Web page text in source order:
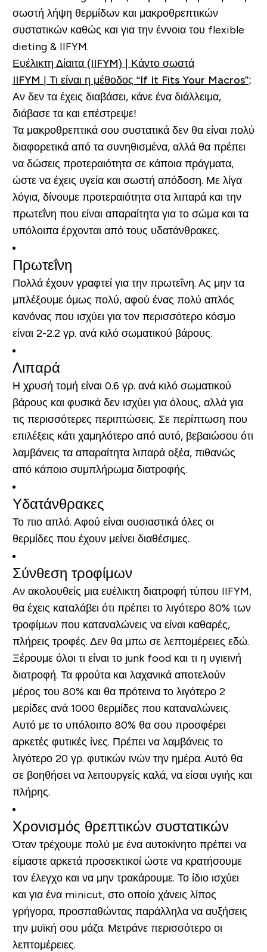
σωστή λήψη θερμίδων και μακροθρεπτικών
συστατικών καθώς και για την έννοια του flexible
dieting & IIFYM.
Ευέλικτη Δίαιτα (IIFYM) | Κάντο σωστά
IIFYM | Τι είναι η μέθοδος “If It Fits Your Macros”;
Αν δεν τα έχεις διαβάσει, κάνε ένα διάλλειμα,
διάβασε τα και επέστρεψε!
Τα μακροθρεπτικά σου συστατικά δεν θα είναι πολύ
διαφορετικά από τα συνηθισμένα, αλλά θα πρέπει
να δώσεις προτεραιότητα σε κάποια πράγματα,
ώστε να έχεις υγεία και σωστή απόδοση. Με λίγα
λόγια, δίνουμε προτεραιότητα στα λιπαρά και την
πρωτεΐνη που είναι απαραίτητα για το σώμα και τα
υπόλοιπα έρχονται από τους υδατάνθρακες.
Πρωτεΐνη
Πολλά έχουν γραφτεί για την πρωτεΐνη. Ας μην τα
μπλέξουμε όμως πολύ, αφού ένας πολύ απλός
κανόνας που ισχύει για τον περισσότερο κόσμο
είναι 2-2.2 γρ. ανά κιλό σωματικού βάρους.
Λιπαρά
Η χρυσή τομή είναι 0.6 γρ. ανά κιλό σωματικού
βάρους και φυσικά δεν ισχύει για όλους, αλλά για
τις περισσότερες περιπτώσεις. Σε περίπτωση που
επιλέξεις κάτι χαμηλότερο από αυτό, βεβαιώσου ότι
λαμβάνεις τα απαραίτητα λιπαρά οξέα, πιθανώς
από κάποιο συμπλήρωμα διατροφής.
Υδατάνθρακες
Το πιο απλό. Αφού είναι ουσιαστικά όλες οι
θερμίδες που έχουν μείνει διαθέσιμες.
Σύνθεση τροφίμων
Αν ακολουθείς μια ευέλικτη διατροφή τύπου IIFYM,
θα έχεις καταλάβει ότι πρέπει το λιγότερο 80% των
τροφίμων που καταναλώνεις να είναι καθαρές,
πλήρεις τροφές. Δεν θα μπω σε λεπτομέρειες εδώ.
Ξέρουμε όλοι τι είναι το junk food και τι η υγιεινή
διατροφή. Τα φρούτα και λαχανικά αποτελούν
μέρος του 80% και θα πρότεινα το λιγότερο 2
μερίδες ανά 1000 θερμίδες που καταναλώνεις.
Αυτό με το υπόλοιπο 80% θα σου προσφέρει
αρκετές φυτικές ίνες. Πρέπει να λαμβάνεις το
λιγότερο 20 γρ. φυτικών ινών την ημέρα. Αυτό θα
σε βοηθήσει να λειτουργείς καλά, να είσαι υγιής και
πλήρης.
Χρονισμός θρεπτικών συστατικών
Όταν τρέχουμε πολύ με ένα αυτοκίνητο πρέπει να
είμαστε αρκετά προσεκτικοί ώστε να κρατήσουμε
τον έλεγχο και να μην τρακάρουμε. Το ίδιο ισχύει
και για ένα minicut, στο οποίο χάνεις λίπος
γρήγορα, προσπαθώντας παράλληλα να αυξήσεις
την μυϊκή σου μάζα. Μετράνε περισσότερο οι
λεπτομέρειες.